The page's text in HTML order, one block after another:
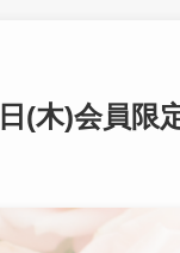
(木)会員限